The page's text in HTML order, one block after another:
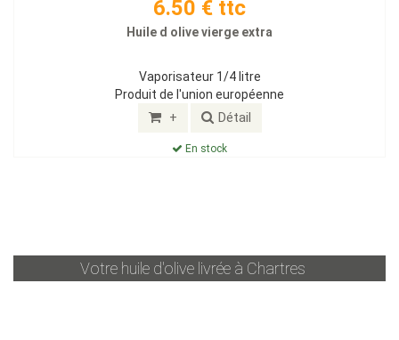
6.50 € ttc
Huile d olive vierge extra
Vaporisateur 1/4 litre
Produit de l'union européenne
+ Détail
En stock
Votre huile d'olive livrée à Chartres